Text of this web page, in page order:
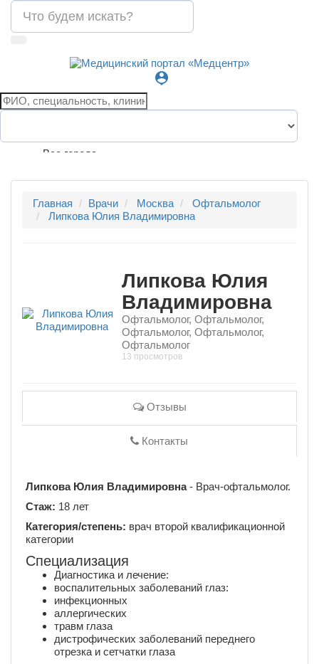
person_pin
Все города
Главная Врачи Москва
Офтальмолог
Липкова Юлия Владимировна
Липкова Юлия
Владимировна
Офтальмолог, Офтальмолог,
Офтальмолог, Офтальмолог,
Офтальмолог
13 просмотров
Отзывы
Контакты
Липкова Юлия Владимировна- Врач-офтальмолог.
Стаж: 18 лет
Категория/степень: врач второй квалификационной
категории
Специализация
Диагностика и лечение:
воспалительных заболеваний глаз:
инфекционных
аллергических
травм глаза
дистрофических заболеваний переднего
отрезка и сетчатки глаза